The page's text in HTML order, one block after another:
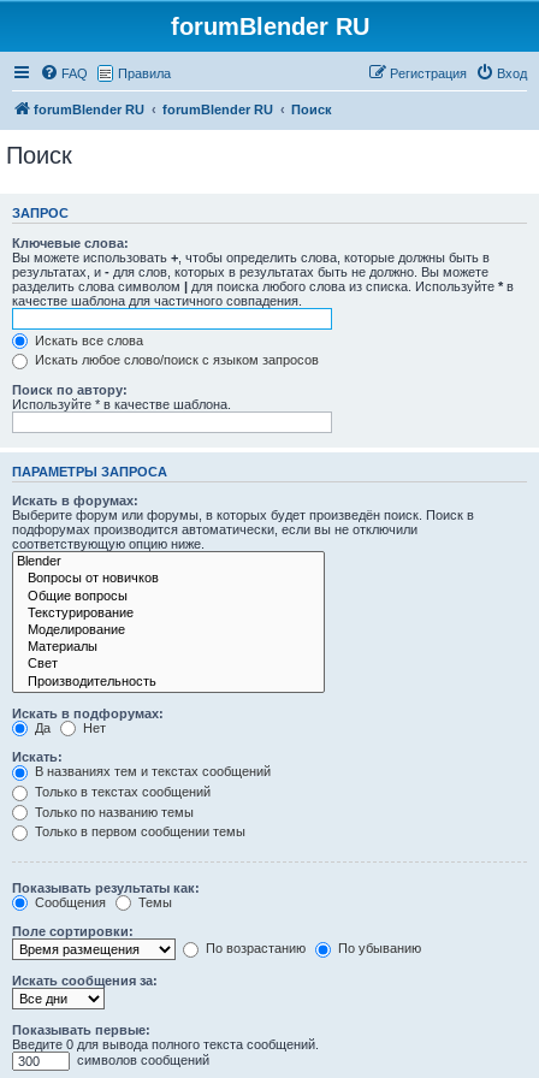
forumBlender RU
FAQ Правила Вход
Регистрация
forumBlender RU forumBlender RU Поиск
Поиск
ЗАПРОС
Ключевые слова:
Вы можете использовать + , чтобы определить слова, которые должны быть в
результатах, и - для слов, которых в результатах быть не должно. Вы можете
разделить слова символом | для поиска любого слова из списка. Используйте * в
качестве шаблона для частичного совпадения.
Искать все слова
Искать любое слово/поиск с языком запросов
Поиск по автору:
Используйте * в качестве шаблона.
ПАРАМЕТРЫ ЗАПРОСА
Искать в форумах:
Выберите форум или форумы, в которых будет произведён поиск. Поиск в
подфорумах производится автоматически, если вы не отключили
соответствующую опцию ниже.
Искать в подфорумах:
Да
Нет
Искать:
В названиях тем и текстах сообщений
Только в текстах сообщений
Только по названию темы
Только в первом сообщении темы
Показывать результаты как:
Сообщения
Темы
Поле сортировки:
По возрастанию
По убыванию
Искать сообщения за:
Показывать первые:
Введите 0 для вывода полного текста сообщений.
символов сообщений